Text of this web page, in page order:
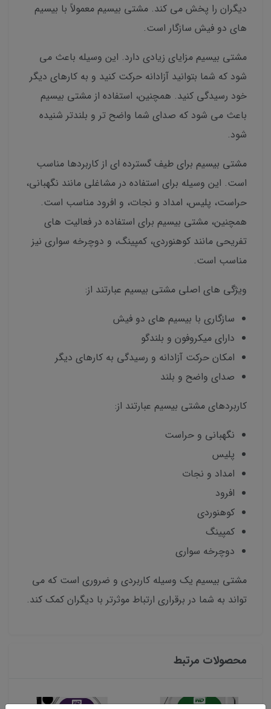
دیگران را پخش می کند. مشتی بیسیم معمولاً با بیسیم
های دو فیش سازگار است.
مشتی بیسیم مزایای زیادی دارد. این وسیله باعث می
شود که شما بتوانید آزادانه حرکت کنید و به کارهای دیگر
خود رسیدگی کنید. همچنین، استفاده از مشتی بیسیم
باعث می شود که صدای شما واضح تر و بلندتر شنیده
شود.
مشتی بیسیم برای طیف گسترده ای از کاربردها مناسب
است. این وسیله برای استفاده در مشاغلی مانند نگهبانی،
حراست، پلیس، امداد و نجات، و افرود مناسب است.
همچنین، مشتی بیسیم برای استفاده در فعالیت های
تفریحی مانند کوهنوردی، کمپینگ، و دوچرخه سواری نیز
مناسب است.
ویژگی های اصلی مشتی بیسیم عبارتند از:
سازگاری با بیسیم های دو فیش
دارای میکروفون و بلندگو
امکان حرکت آزادانه و رسیدگی به کارهای دیگر
صدای واضح و بلند
کاربردهای مشتی بیسیم عبارتند از:
نگهبانی و حراست
پلیس
امداد و نجات
افرود
کوهنوردی
کمپینگ
دوچرخه سواری
مشتی بیسیم یک وسیله کاربردی و ضروری است که می
تواند به شما در برقراری ارتباط موثرتر با دیگران کمک کند.
محصولات مرتبط